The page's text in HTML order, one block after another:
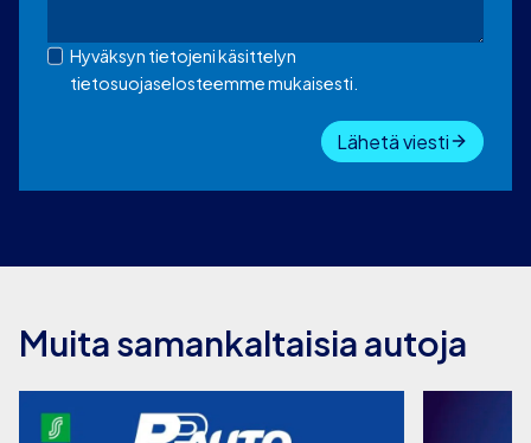
Hyväksyn tietojeni käsittelyn
tietosuojaselosteemme mukaisesti.
Lähetä viesti
Muita samankaltaisia autoja